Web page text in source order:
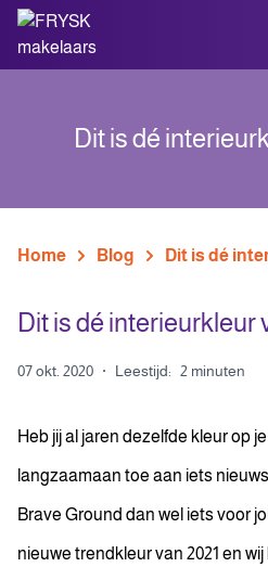
Spring naar inhoud
Dit is dé
Home Blog Dit is dé
Dit is dé interieurkleur
07 okt. 2020 · Leestijd: 2 minuten
Heb jij al jaren dezelfde kleur op
langzaamaan toe aan iets
Brave Ground dan wel iets voor
nieuwe trendkleur van 2021 en